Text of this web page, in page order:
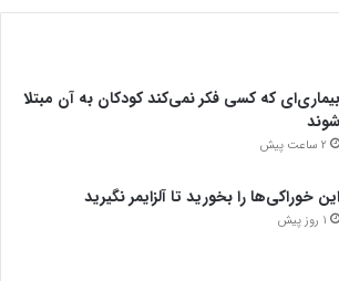
بیماری‌ای که کسی فکر نمی‌کند کودکان به آن مبتلا
شوند
2 ساعت پیش
این خوراکی‌ها را بخورید تا آلزایمر نگیرید
1 روز پیش